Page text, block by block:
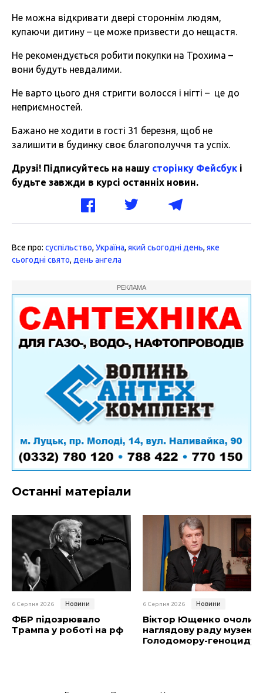
Не можна відкривати двері стороннім людям,
купаючи дитину – це може призвести до нещастя.
Не рекомендується робити покупки на Трохима –
вони будуть невдалими.
Не варто цього дня стригти волосся і нігті – це до
неприємностей.
Бажано не ходити в гості 31 березня, щоб не
залишити в будинку своє благополуччя та успіх.
Друзі! Підписуйтесь на нашу сторінку Фейсбук і
будьте завжди в курсі останніх новин.
Все про: суспільство, Україна, який сьогодні день, яке
сьогодні свято, день ангела
РЕКЛАМА
Останні матеріали
6 Серпня 2026 Новини
ФБР підозрювало
Трампа у роботі на рф
6 Серпня 2026 Новини
Віктор Ющенко очолив
наглядову раду музею
Голодомору-геноциду